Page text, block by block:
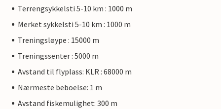
Terrengsykkelsti 5-10 km : 1000 m
Merket sykkelsti 5-10 km : 1000 m
Treningsløype : 15000 m
Treningssenter : 5000 m
Avstand til flyplass: KLR : 68000 m
Nærmeste beboelse: 1 m
Avstand fiskemulighet: 300 m